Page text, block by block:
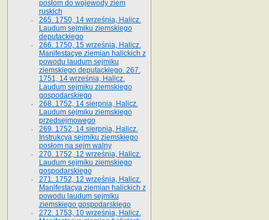
posłom do wojewody ziem
ruskich
265. 1750, 14 września, Halicz.
Laudum sejmiku ziemskiego
deputackiego
266. 1750, 15 września, Halicz.
Manifestacye ziemian halickich z
powodu laudum sejmiku
ziemskiego deputackiego. 267.
1751, 14 września, Halicz.
Laudum sejmiku ziemskiego
gospodarskiego
268. 1752, 14 sierpnia, Halicz.
Laudum sejmiku ziemskiego
przedsejmowego
269. 1752, 14 sierpnia, Halicz.
Instrukcya sejmiku ziemskiego
posłom na sejm walny
270. 1752, 12 września, Halicz.
Laudum sejmiku ziemskiego
gospodarskiego
271. 1752, 12 września, Halicz.
Manifestacya ziemian halickich z
powodu laudum sejmiku
ziemskiego gospodarskiego
272. 1753, 10 września, Halicz.